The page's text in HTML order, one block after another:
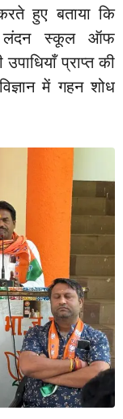
हुए बताया कि
लंदन स्कूल ऑफ
प्राप्त की
में गहन शोध